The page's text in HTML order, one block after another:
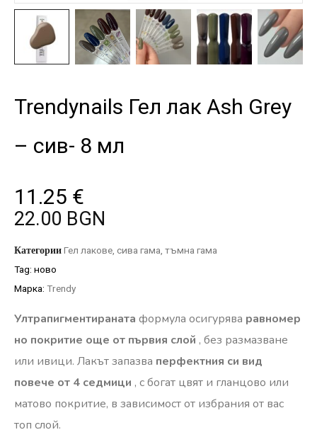
Trendynails Гел лак Ash Grey
– сив- 8 мл
11.25 €
22.00 BGN
КатегорииГел лакове, сива гама, тъмна гама
Tag: ново
Марка: Trendy
Ултрапигментираната формула осигурява равномер
но покритие още от първия слой , без размазване
или ивици. Лакът запазва перфектния си вид
повече от 4 седмици , с богат цвят и гланцово или
матово покритие, в зависимост от избрания от вас
топ слой.